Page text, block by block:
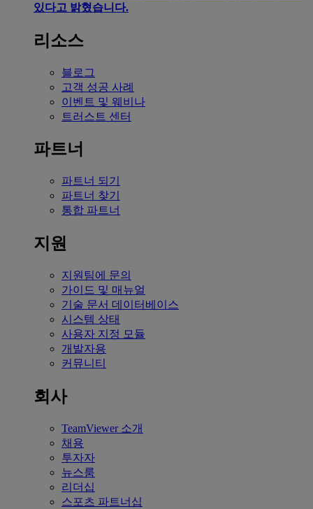
있다고 밝혔습니다.
리소스
블로그
고객 성공 사례
이벤트 및 웨비나
트러스트 센터
파트너
파트너 되기
파트너 찾기
통합 파트너
지원
지원팀에 문의
가이드 및 매뉴얼
기술 문서 데이터베이스
시스템 상태
사용자 지정 모듈
개발자용
커뮤니티
회사
TeamViewer 소개
채용
투자자
뉴스룸
리더십
스포츠 파트너십